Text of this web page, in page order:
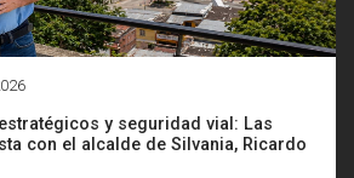
y seguridad vial: Las
con el alcalde de Silvania, Ricardo